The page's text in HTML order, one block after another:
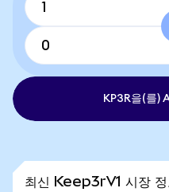
KP3R을(를)
최신 Keep3rV1 시장 정